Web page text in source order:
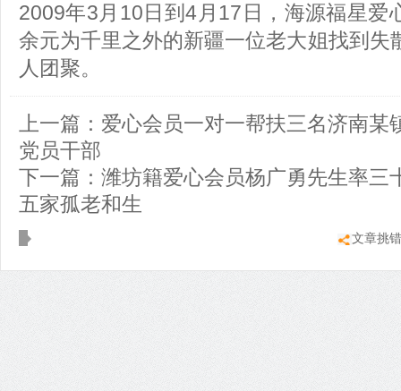
2009年3月10日到4月17日，海源福星爱
余元为千里之外的新疆一位老大姐找到失
人团聚。
上一篇： 爱心会员一对一帮扶三名济南某
党员干部
下一篇： 潍坊籍爱心会员杨广勇先生率三
五家孤老和生
文章挑错